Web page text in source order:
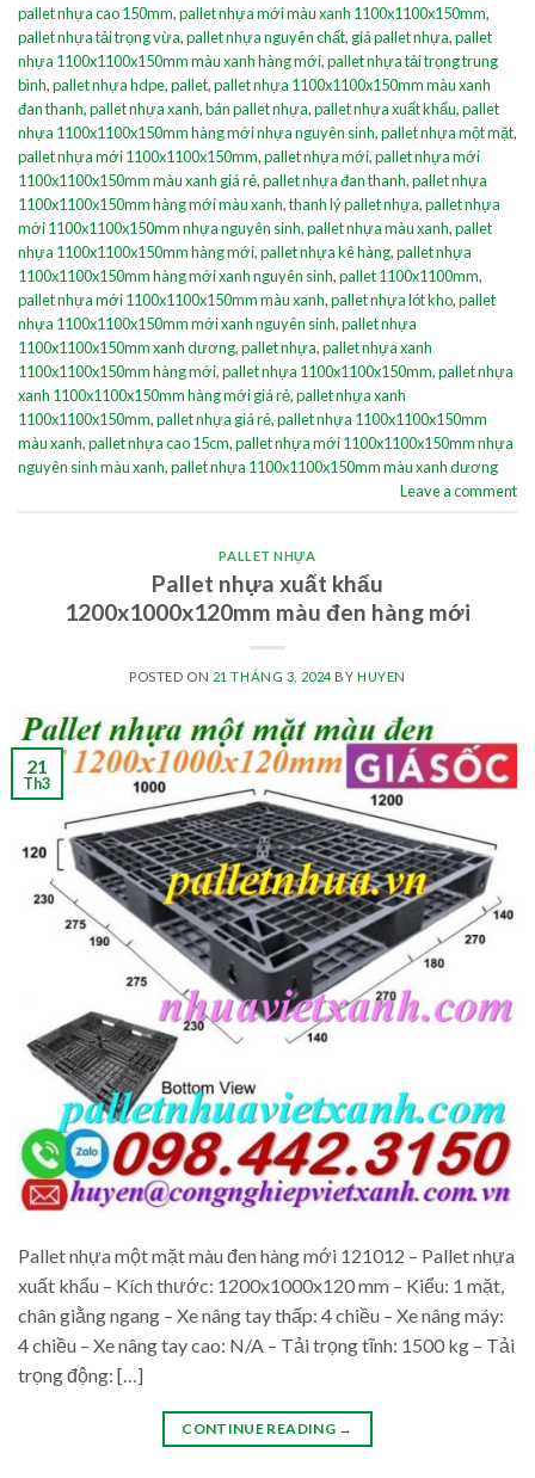
pallet nhựa cao 150mm,pallet nhựa mới màu xanh 1100x1100x150mm,
pallet nhựa tải trọng vừa,pallet nhựa nguyên chất, giá pallet nhựa,pallet
nhựa 1100x1100x150mm màu xanh hàng mới,pallet nhựa tải trọng trung
bình,pallet nhựa hdpe,pallet,pallet nhựa 1100x1100x150mm màu xanh
đan thanh,pallet nhựa xanh,bán pallet nhựa,pallet nhựa xuất khẩu,pallet
nhựa 1100x1100x150mm hàng mới nhựa nguyên sinh,pallet nhựa một mặt,
pallet nhựa mới 1100x1100x150mm,pallet nhựa mới,pallet nhựa mới
1100x1100x150mm màu xanh giá rẻ,pallet nhựa đan thanh,pallet nhựa
1100x1100x150mm hàng mới màu xanh,thanh lý pallet nhựa,pallet nhựa
mới 1100x1100x150mm nhựa nguyên sinh,pallet nhựa màu xanh,pallet
nhựa 1100x1100x150mm hàng mới,pallet nhựa kê hàng,pallet nhựa
1100x1100x150mm hàng mới xanh nguyên sinh,pallet 1100x1100mm,
pallet nhựa mới 1100x1100x150mm màu xanh,pallet nhựa lót kho,pallet
nhựa 1100x1100x150mm mới xanh nguyên sinh,pallet nhựa
1100x1100x150mm xanh dương,pallet nhựa,pallet nhựa xanh
1100x1100x150mm hàng mới,pallet nhựa 1100x1100x150mm,pallet nhựa
xanh 1100x1100x150mm hàng mới giá rẻ,pallet nhựa xanh
1100x1100x150mm,pallet nhựa giá rẻ,pallet nhựa 1100x1100x150mm
màu xanh,pallet nhựa cao 15cm,pallet nhựa mới 1100x1100x150mm nhựa
nguyên sinh màu xanh,pallet nhựa 1100x1100x150mm màu xanh dương
Leave a comment
PALLET NHỰA
Pallet nhựa xuất khẩu
1200x1000x120mm màu đen hàng mới
POSTED ON 21 THÁNG 3, 2024BY HUYEN
21
Th3
Pallet nhựa một mặt màu đen hàng mới 121012 – Pallet nhựa
xuất khẩu – Kích thước: 1200x1000x120 mm – Kiểu: 1 mặt,
chân giằng ngang – Xe nâng tay thấp: 4 chiều – Xe nâng máy:
4 chiều – Xe nâng tay cao: N/A – Tải trọng tĩnh: 1500 kg – Tải
trọng động: […]
CONTINUE READING →